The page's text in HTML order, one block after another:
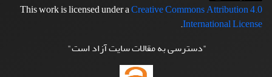
This work is licensed under aCreative Commons Attribution 4.0
International License
.
"دسترسی به مقالات سایت آزاد است"